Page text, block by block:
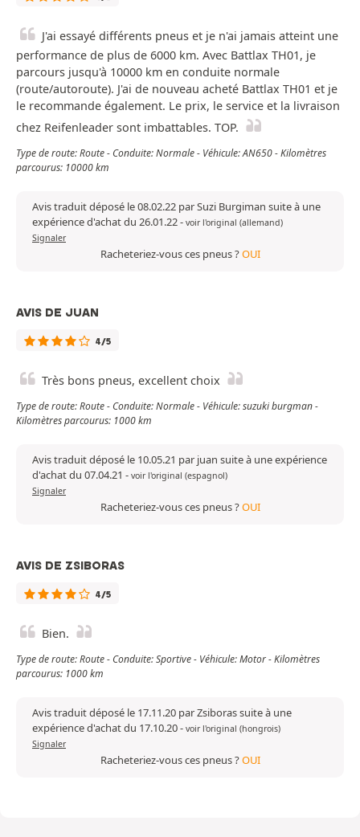
J'ai essayé différents pneus et je n'ai jamais atteint une
performance de plus de 6000 km. Avec Battlax TH01, je
parcours jusqu'à 10000 km en conduite normale
(route/autoroute). J'ai de nouveau acheté Battlax TH01 et je
le recommande également. Le prix, le service et la livraison
chez Reifenleader sont imbattables. TOP.
Type de route: Route - Conduite: Normale - Véhicule: AN650 - Kilomètres
parcourus: 10000 km
Avis traduit déposé le 08.02.22 par Suzi Burgiman suite à une
expérience d'achat du 26.01.22- voir l'original (allemand)
Signaler
Racheteriez-vous ces pneus ?OUI
AVIS DE JUAN
4/5
Très bons pneus, excellent choix
Type de route: Route - Conduite: Normale - Véhicule: suzuki burgman -
Kilomètres parcourus: 1000 km
Avis traduit déposé le 10.05.21 par juan suite à une expérience
d'achat du 07.04.21 - voir l'original (espagnol)
Signaler
Racheteriez-vous ces pneus ?OUI
AVIS DE ZSIBORAS
4/5
Bien.
Type de route: Route - Conduite: Sportive - Véhicule: Motor - Kilomètres
parcourus: 1000 km
Avis traduit déposé le 17.11.20 par Zsiboras suite à une
expérience d'achat du 17.10.20- voir l'original (hongrois)
Signaler
Racheteriez-vous ces pneus ?OUI